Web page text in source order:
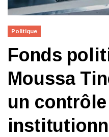
Politique
Fonds
Moussa
un contrôle